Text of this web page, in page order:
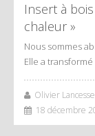
Insert à
chaleur »
Nous sommes
Elle a
Olivier
18 décembre